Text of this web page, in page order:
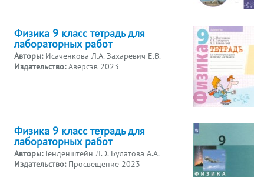
Физика 9 класс тетрадь для
лабораторных работ
Авторы: Исаченкова Л.А. Захаревич Е.В.
Издательство:Аверсэв 2023
Физика 9 класс тетрадь для
лабораторных работ
Авторы: Генденштейн Л.Э. Булатова А.А.
Издательство: Просвещение 2023